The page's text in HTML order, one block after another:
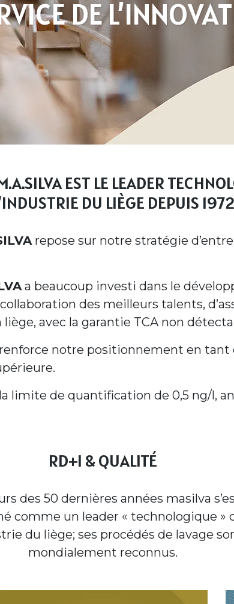
DE
EST LE LEADER
DU LIÈGE DEPUIS 1972
repose sur notre stratégie
a beaucoup investi dans le
des meilleurs talents,
avec la garantie TCA non
notre positionnement en
limite de quantification de 0,5 ng/l,
RD+I & QUALITÉ
des 50 dernières années masilva
comme un leader « technologique »
du liège; ses procédés de lavage
mondialement reconnus.